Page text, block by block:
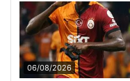
06/08/2026